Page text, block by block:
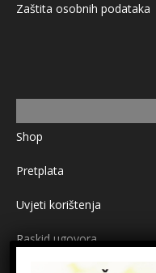
Zaštita osobnih podataka
Shop
Pretplata
Uvjeti korištenja
Raskid ugovora